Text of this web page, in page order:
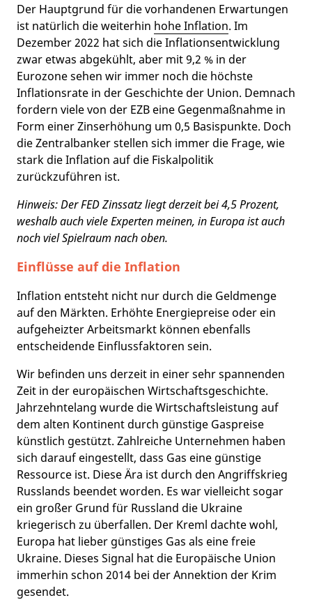
Der Hauptgrund für die vorhandenen Erwartungen
ist natürlich die weiterhin hohe Inflation. Im
Dezember 2022 hat sich die Inflationsentwicklung
zwar etwas abgekühlt, aber mit 9,2 % in der
Eurozone sehen wir immer noch die höchste
Inflationsrate in der Geschichte der Union. Demnach
fordern viele von der EZB eine Gegenmaßnahme in
Form einer Zinserhöhung um 0,5 Basispunkte. Doch
die Zentralbanker stellen sich immer die Frage, wie
stark die Inflation auf die Fiskalpolitik
zurückzuführen ist.
Hinweis: Der FED Zinssatz liegt derzeit bei 4,5 Prozent,
weshalb auch viele Experten meinen, in Europa ist auch
noch viel Spielraum nach oben.
Einflüsse auf die Inflation
Inflation entsteht nicht nur durch die Geldmenge
auf den Märkten. Erhöhte Energiepreise oder ein
aufgeheizter Arbeitsmarkt können ebenfalls
entscheidende Einflussfaktoren sein.
Wir befinden uns derzeit in einer sehr spannenden
Zeit in der europäischen Wirtschaftsgeschichte.
Jahrzehntelang wurde die Wirtschaftsleistung auf
dem alten Kontinent durch günstige Gaspreise
künstlich gestützt. Zahlreiche Unternehmen haben
sich darauf eingestellt, dass Gas eine günstige
Ressource ist. Diese Ära ist durch den Angriffskrieg
Russlands beendet worden. Es war vielleicht sogar
ein großer Grund für Russland die Ukraine
kriegerisch zu überfallen. Der Kreml dachte wohl,
Europa hat lieber günstiges Gas als eine freie
Ukraine. Dieses Signal hat die Europäische Union
immerhin schon 2014 bei der Annektion der Krim
gesendet.